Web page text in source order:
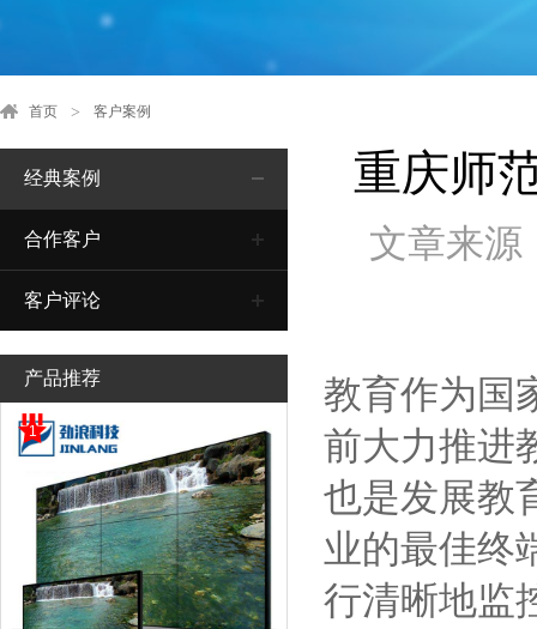
首页 客户案例
经典案例
合作客户
客户评论
产品推荐
1
重庆师
文章来源
教育作为国
前大力推进
也是发展教
业的最佳终
行清晰地监